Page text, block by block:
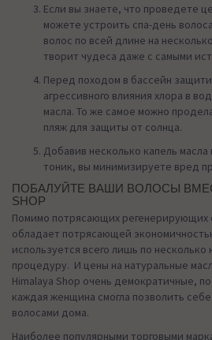
Если вы знаете, что проведете
можете устроить спа-день
волос по всей длине на
творит чудеса даже с самыми
Перед походом в бассейн
агрессивного влияния хлора в
масла. То же самое можно
пляж для защиты от солнца.
Добавив несколько капель
тоник, вы минимизируете вред
ПОБАЛУЙТЕ ВАШИ ВОЛОСЫ
SHOP
Помимо потрясающих регенерирующих
обладает потрясающей
используется всего лишь по несколько
процедуру. И цены на натуральные
Himalaya Shop очень демократичные,
каждая женщина смогла позволить
волосами дома.
Наиболее популярными торговыми